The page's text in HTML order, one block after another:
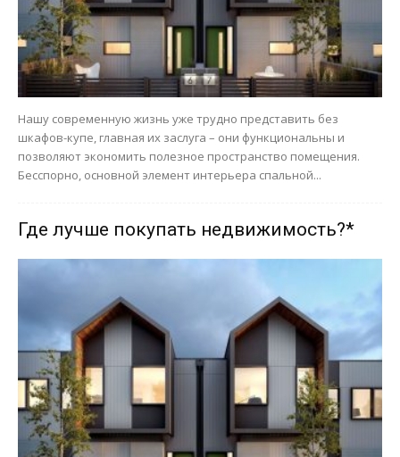
Нашу современную жизнь уже трудно представить без
шкафов-купе, главная их заслуга – они функциональны и
позволяют экономить полезное пространство помещения.
Бесспорно, основной элемент интерьера спальной...
Где лучше покупать недвижимость?*